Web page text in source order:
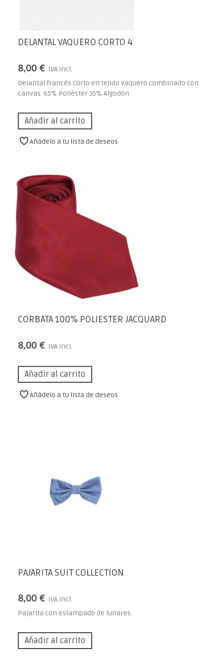
DELANTAL VAQUERO CORTO 4
8,00 € IVA incl.
Delantal francés corto en tejido vaquero combinado con
canvas. 65% Poliéster 35% Algodón
Añadir al carrito
Añádelo a tu lista de deseos
CORBATA 100% POLIESTER JACQUARD
8,00 € IVA incl.
Añadir al carrito
Añádelo a tu lista de deseos
PAJARITA SUIT COLLECTION
8,00 € IVA incl.
Pajarita con estampado de lunares.
Añadir al carrito